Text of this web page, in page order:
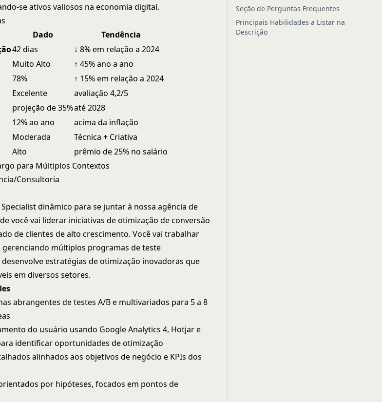
se ativos valiosos na economia digital.
Dado
Tendência
42 dias
↓ 8% em relação a 2024
Muito Alto
↑ 45% ano a ano
78%
↑ 15% em relação a 2024
Excelente
avaliação 4,2/5
projeção de 35%até 2028
12% ao ano
acima da inflação
Moderada
Técnica + Criativa
Alto
prêmio de 25% no salário
para Múltiplos Contextos
Consultoria
dinâmico para se juntar à nossa agência de
você vai liderar iniciativas de otimização de conversão
de clientes de alto crescimento. Você vai trabalhar
múltiplos programas de teste
estratégias de otimização inovadoras que
em diversos setores.
abrangentes de testes A/B e multivariados para 5 a 8
do usuário usando Google Analytics 4, Hotjar e
identificar oportunidades de otimização
alinhados aos objetivos de negócio e KPIs dos
por hipóteses, focados em pontos de
Seção de Perguntas Frequentes
Principais Habilidades a Listar na
Descrição